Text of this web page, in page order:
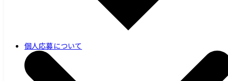
個人応募について